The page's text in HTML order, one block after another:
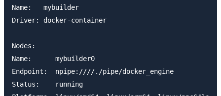
Name:   mybuilder
Driver: docker-container
Nodes:
Name:      mybuilder0
Endpoint:  npipe:////./pipe/docker_engine
Status:    running